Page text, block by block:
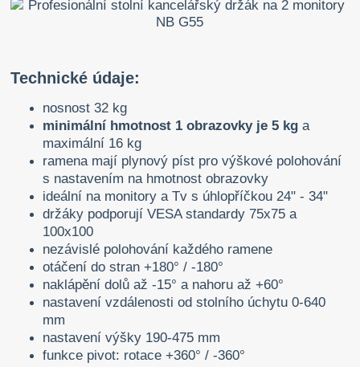
Technické údaje:
nosnost 32 kg
minimální hmotnost 1 obrazovky je 5 kg a
maximální 16 kg
ramena mají plynový píst pro výškové polohování
s nastavením na hmotnost obrazovky
ideální na monitory a Tv s úhlopříčkou 24" - 34"
držáky podporují VESA standardy 75x75 a
100x100
nezávislé polohování každého ramene
otáčení do stran +180° / -180°
naklápění dolů až -15° a nahoru až +60°
nastavení vzdálenosti od stolního úchytu 0-640
mm
nastavení výšky 190-475 mm
funkce pivot: rotace +360° / -360°